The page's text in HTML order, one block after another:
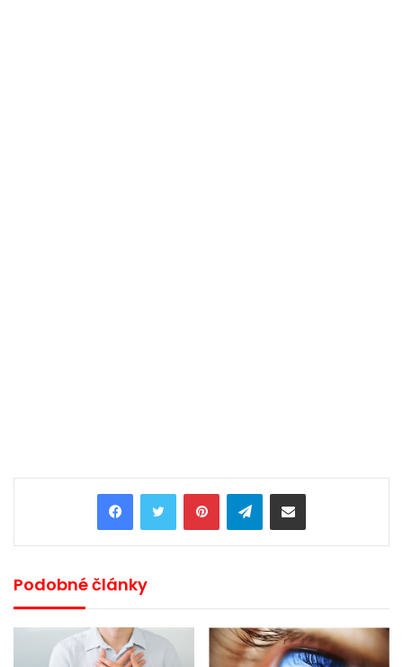
PinterestTelegramShare via Email
Podobné články